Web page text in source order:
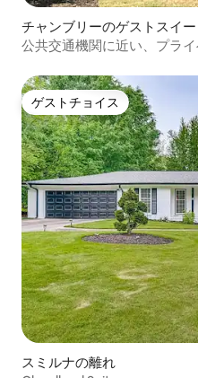
チャンブリーのゲストスイー
公共交通機関に近い、プライ
ゲストチョイス
ゲストチョイス
スミルナの離れ